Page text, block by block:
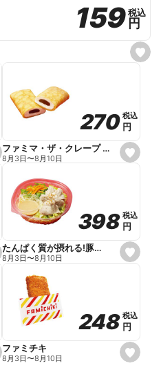
s
e
159
159税込
税込
円
円
s
e
o
r
i
e
270
270 税込
税込
円
円
ファミマ・ザ・クレープ 生チョコ
8月3日〜8月10日
s
e
o
r
i
e
398
398 税込
税込
円
円
たんぱく質が摂れる!豚しゃぶのパスタサラダ
8月3日〜8月10日
s
e
248
248 税込
税込
円
円
ファミチキ
8月3日〜8月10日